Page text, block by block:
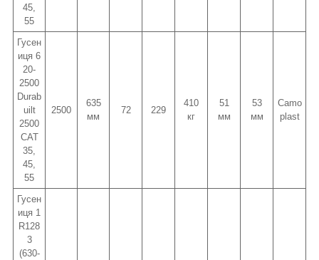
45,
55
Гусен
иця 6
20-
2500
Durab
uilt
2500
CAT
35,
45,
55
2500
635
мм
72 229
410
кг
51
мм
53
мм
Camo
plast
Гусен
иця 1
R128
3
(630-